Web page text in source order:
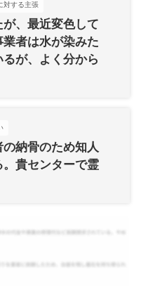
対する主張
、最近変色して
者は水が染みた
が、よく分から
納骨のため知人
貴センターで霊